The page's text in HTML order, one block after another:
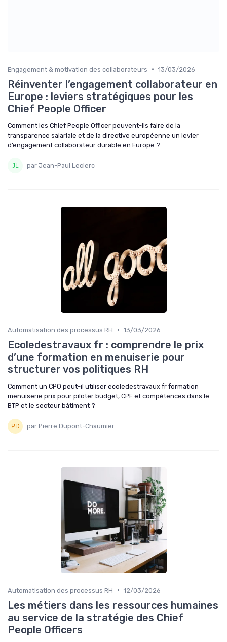
Engagement & motivation des collaborateurs • 13/03/2026
Réinventer l’engagement collaborateur en
Europe : leviers stratégiques pour les
Chief People Officer
Comment les Chief People Officer peuvent-ils faire de la
transparence salariale et de la directive européenne un levier
d’engagement collaborateur durable en Europe ?
par Jean-Paul Leclerc
Automatisation des processus RH • 13/03/2026
Ecoledestravaux fr : comprendre le prix
d’une formation en menuiserie pour
structurer vos politiques RH
Comment un CPO peut-il utiliser ecoledestravaux fr formation
menuiserie prix pour piloter budget, CPF et compétences dans le
BTP et le secteur bâtiment ?
par Pierre Dupont-Chaumier
Automatisation des processus RH • 12/03/2026
Les métiers dans les ressources humaines
au service de la stratégie des Chief
People Officers